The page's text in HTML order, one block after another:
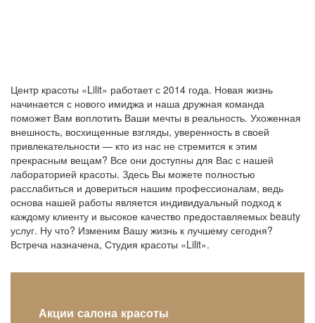
Центр красоты «Lilit» работает с 2014 года. Новая жизнь
начинается с нового имиджа и наша дружная команда
поможет Вам воплотить Ваши мечты в реальность. Ухоженная
внешность, восхищенные взгляды, уверенность в своей
привлекательности — кто из нас не стремится к этим
прекрасным вещам? Все они доступны для Вас с нашей
лабораторией красоты. Здесь Вы можете полностью
расслабиться и довериться нашим профессионалам, ведь
основа нашей работы является индивидуальный подход к
каждому клиенту и высокое качество предоставляемых beauty
услуг. Ну что? Изменим Вашу жизнь к лучшему сегодня?
Встреча назначена, Студия красоты «Lilit».
Акции салона красоты